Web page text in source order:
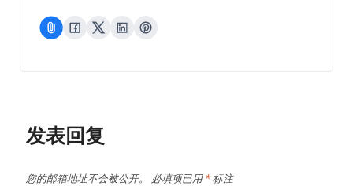
发表回复
您的邮箱地址不会被公开。 必填项已用*标注